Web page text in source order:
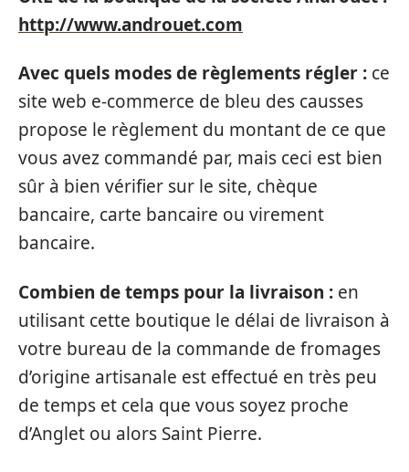
http://www.androuet.com
Avec quels modes de règlements régler : ce
site web e-commerce de bleu des causses
propose le règlement du montant de ce que
vous avez commandé par, mais ceci est bien
sûr à bien vérifier sur le site, chèque
bancaire, carte bancaire ou virement
bancaire.
Combien de temps pour la livraison : en
utilisant cette boutique le délai de livraison à
votre bureau de la commande de fromages
d’origine artisanale est effectué en très peu
de temps et cela que vous soyez proche
d’Anglet ou alors Saint Pierre.